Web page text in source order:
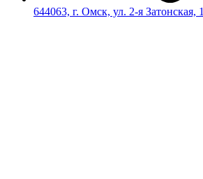
644063, г. Омск, ул. 2-я Затонская, 1